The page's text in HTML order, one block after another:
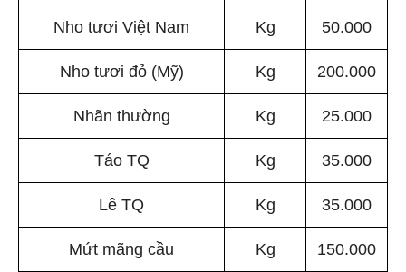
Nho tươi Việt Nam Kg 50.000
Nho tươi đỏ (Mỹ) Kg 200.000
Nhãn thường Kg 25.000
Táo TQ Kg 35.000
Lê TQ Kg 35.000
Mứt mãng cầu Kg 150.000